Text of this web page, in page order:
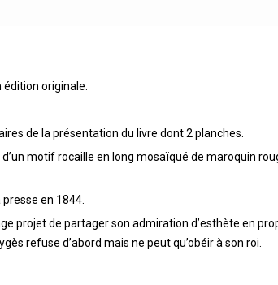
originale.
de la présentation du livre dont 2 planches.
motif rocaille en long mosaïqué de maroquin
en 1844.
projet de partager son admiration d’esthète en
refuse d’abord mais ne peut qu’obéir à son roi.